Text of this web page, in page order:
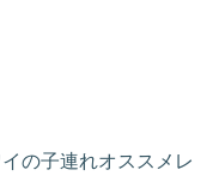
の子連れオススメレ